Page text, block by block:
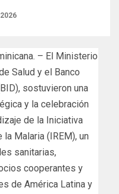
– El Ministerio
Salud y el Banco
sostuvieron una
y la celebración
de la Iniciativa
la Malaria (IREM), un
sanitarias,
cooperantes y
de América Latina y